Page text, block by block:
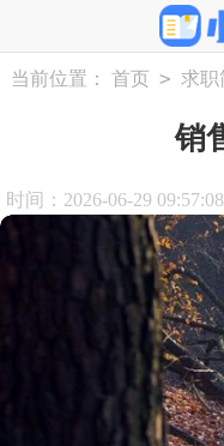
当前位置： 首页 > 求职
销
时间：2026-06-29 09:57:08